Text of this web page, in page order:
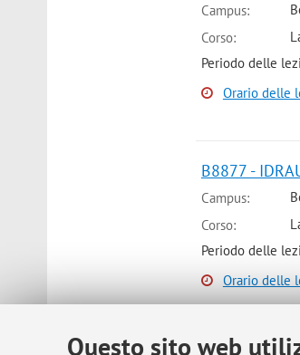
Questo sito web
Campus:
Corso:
Periodo delle
Orario delle
B8877 -
Campus:
Corso:
Periodo delle
Orario delle